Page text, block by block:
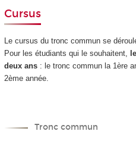
Cursus
Le cursus du tronc commun se
Pour les étudiants qui le souhaitent,
deux ans : le tronc commun la 1ère
2ème année.
Tronc commun